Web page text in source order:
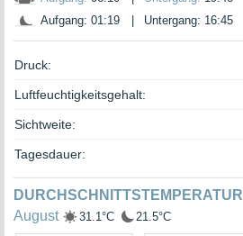
Aufgang: 01:19
Untergang: 16:45
Druck:
Luftfeuchtigkeitsgehalt:
Sichtweite:
Tagesdauer:
DURCHSCHNITTSTEMPERATUR
August
31.1°C 21.5°C